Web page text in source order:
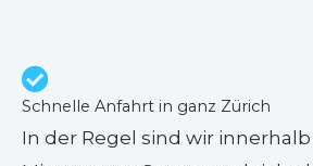
Schnelle Anfahrt in ganz Zürich
In der Regel sind wir innerhalb